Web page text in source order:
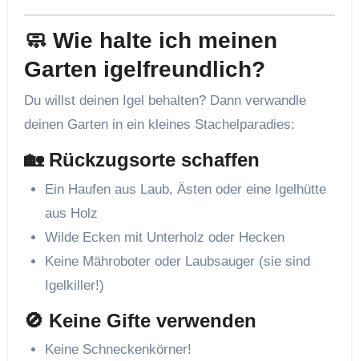
🧼 Wie halte ich meinen
Garten igelfreundlich?
Du willst deinen Igel behalten? Dann verwandle
deinen Garten in ein kleines Stachelparadies:
🏡 Rückzugsorte schaffen
Ein Haufen aus Laub, Ästen oder eine Igelhütte
aus Holz
Wilde Ecken mit Unterholz oder Hecken
Keine Mähroboter oder Laubsauger (sie sind
Igelkiller!)
🚫 Keine Gifte verwenden
Keine Schneckenkörner!